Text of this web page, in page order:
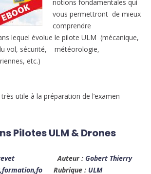
notions fondamentales qui
vous permettront de mieux
comprendre
lequel évolue le pilote ULM (mécanique,
vol, sécurité, météorologie,
etc.)
utile à la préparation de l’examen
Pilotes ULM & Drones
Auteur : Gobert Thierry
Rubrique : ULM